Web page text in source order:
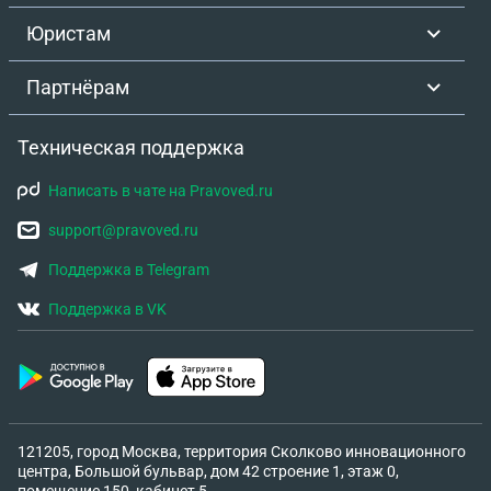
Юристам
Партнёрам
Техническая поддержка
Написать в чате на Pravoved.ru
support@pravoved.ru
Поддержка в Telegram
Поддержка в VK
121205, город Москва, территория Сколково инновационного
центра, Большой бульвар, дом 42 строение 1, этаж 0,